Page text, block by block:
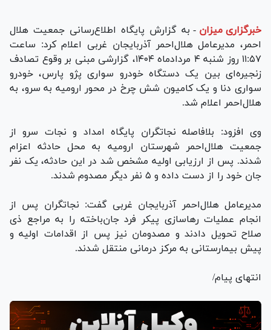
خبرگزاری میزان - به گزارش پایگاه اطلاع‌رسانی جمعیت هلال
احمر، مدیرعامل هلال‌احمر آذربایجان غربی اعلام کرد: ساعت
۱۱:۵۷ روز شنبه ۴ مردادماه ۱۴۰۴، گزارشی مبنی بر وقوع تصادف
زنجیره‌ای بین یک دستگاه خودرو سواری پژو پارس، خودرو
سواری دنا و یک کامیون شش چرخ در محور ارومیه به سرو، به
هلال‌احمر اعلام شد.
وی افزود: بلافاصله نجاتگران پایگاه امداد و نجات سرو از
جمعیت هلال‌احمر شهرستان ارومیه به محل حادثه اعزام
شدند. پس از ارزیابی اولیه مشخص شد در این حادثه، یک نفر
جان خود را از دست داده و ۵ نفر دیگر مصدوم شدند.
مدیرعامل هلال‌احمر آذربایجان غربی گفت: نجاتگران پس از
انجام عملیات رهاسازی پیکر فرد جان‌باخته را به مراجع ذی
صلاح تحویل دادند و مصدومان نیز پس از اقدامات اولیه و
پیش بیمارستانی به مرکز درمانی منتقل شدند.
انتهای پیام/